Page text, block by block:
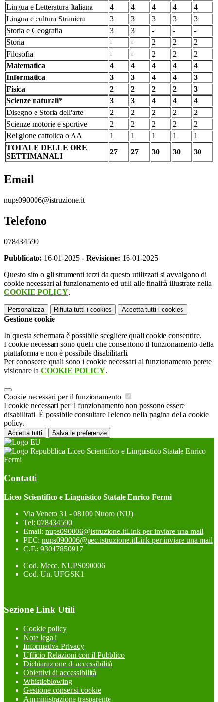
Lingua e Letteratura Italiana
4 4 4 4
4
Lingua e cultura Straniera
3 3 3 3
3
Storia e Geografia
3 3 - -
-
Storia
- - 2 2
2
Filosofia
- - 2 2
2
Matematica
4 4 4 4
4
Informatica
3 3 4 4
3
Fisica
2 2 2 2
3
Scienze naturali*
3 3 4 4
4
Disegno e Storia dell'arte
2 2 2 2
2
Scienze motorie e sportive
2 2 2 2
2
Religione cattolica o AA
1 1 1 1
1
TOTALE DELLE ORE
SETTIMANALI
27 27 30 30 30
Email
nups090006@istruzione.it
Telefono
078434590
Pubblicato: 16-01-2025 - Revisione: 16-01-2025
Questo sito o gli strumenti terzi da questo utilizzati si avvalgono di
cookie necessari al funzionamento ed utili alle finalità illustrate nella
COOKIE POLICY.
Personalizza Rifiuta tutti i cookies Accetta tutti i cookies
Gestione cookie
In questa schermata è possibile scegliere quali cookie consentire.
I cookie necessari sono quelli che consentono il funzionamento della
piattaforma e non è possibile disabilitarli.
Per conoscere quali sono i cookie necessari al funzionamento potete
visionare la COOKIE POLICY.
Cookie necessari per il funzionamento
I cookie necessari per il funzionamento non possono essere
disabilitati. È possibile consultare l'elenco nella pagina della cookie
policy.
Accetta tutti Salva le preferenze
Liceo Scientifico e Linguistico Statale Enrico
Fermi
Contatti
Liceo Scientifico e Linguistico Statale Enrico Fermi
Via Veneto 31 - 08100 Nuoro (NU)
Tel: 078434590
Email: nups090006@istruzione.itLink per inviare una mail
PEC: nups090006@pec.istruzione.itLink per inviare una mail
C.F.: 93047850917
Cod. Mecc. NUPS090006
Cod. Un. UFGSK1
Sezione Link Utili
Cookie policy
Note legali
Informativa Privacy
Ufficio Relazioni con il Pubblico
Dichiarazione di accessibilità
Obiettivi di accessibilità
Whistleblowing
Gestione consensi cookie
Amministrazione trasparente